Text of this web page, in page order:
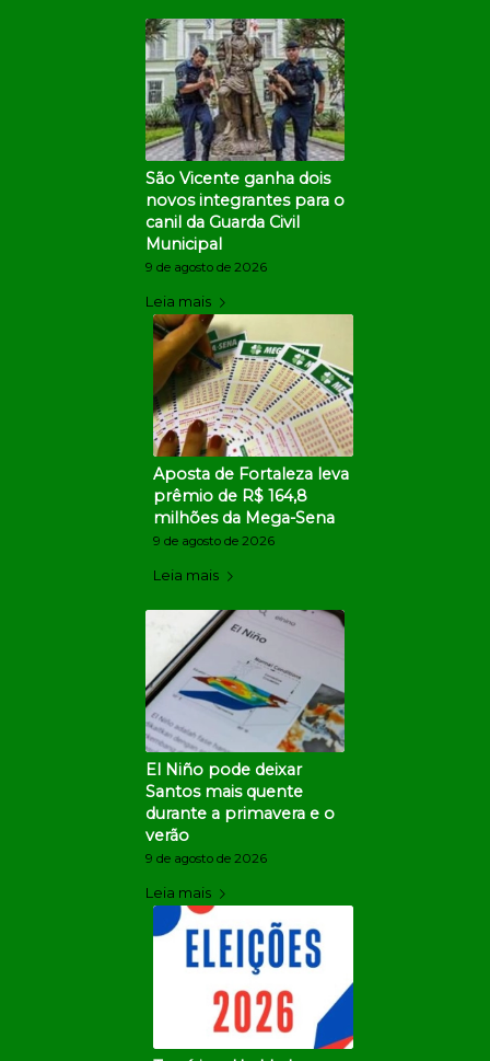
São Vicente ganha dois
novos integrantes para o
canil da Guarda Civil
Municipal
9 de agosto de 2026
Leia mais
Aposta de Fortaleza leva
prêmio de R$ 164,8
milhões da Mega-Sena
9 de agosto de 2026
Leia mais
El Niño pode deixar
Santos mais quente
durante a primavera e o
verão
9 de agosto de 2026
Leia mais